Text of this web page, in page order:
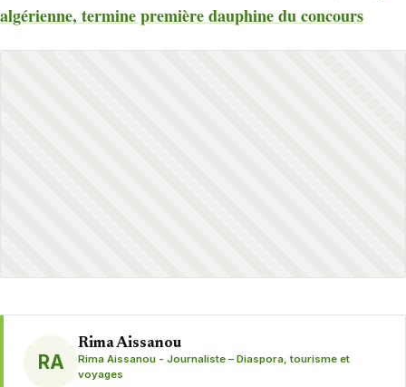
algérienne, termine première dauphine du concours
RA
Rima Aissanou
Rima Aissanou - Journaliste – Diaspora, tourisme et
voyages